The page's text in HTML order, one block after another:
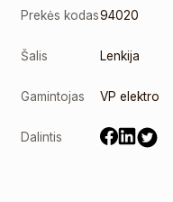
Prekės kodas94020
Šalis Lenkija
Gamintojas VP elektro
Dalintis